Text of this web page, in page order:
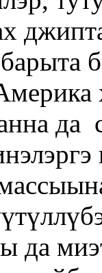
да
да